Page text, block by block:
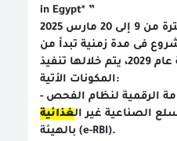
in Egypt* ”
فى مدة زمنية تبدأ من
6/2025 حتى نهاية عام 2029، يتم خلالها تنفيذ
المكونات الأتية:
- بناء وتشغيل المنظومة الرقمية لنظام الفحص
الصناعية غير الغذائية
بالهيئة (e-RBI).